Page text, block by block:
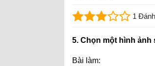
1
5. Chọn một hình ảnh
Bài làm: